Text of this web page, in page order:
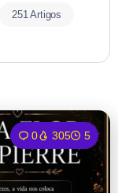
251 Artigos
0 305 5